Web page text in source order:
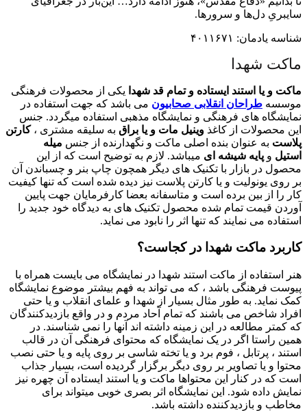
سایبریِ دل‌ها و سرورها.
شناسه یادمان: ۴۰۱۱۶۷۱
ماکت شهدا
ماکت و یا استند ایستاده و تمام قد شهدا یکی از محصولات فرهنگی
موسسه طراحان انقلابی صحابیون می باشد که جهت استفاده در
نمایشگاه های فرهنگی و نمایشگاه مذهبی استفاده میگردد. جنس
این محصولات از کاغذ وینیل مات و یا براق به سلیقه مشتری ،کارتن
پلاست به عنوان بنده اصلی ماکت و نگهدارنده از جنس میله
استیل و پایه شیشه ای میباشد. لازم به توضیح است که از این
محصول در بازار با تکنیک های دیگر همچون چاپ بنر و چسباندن آن
بر روی یونولیت و یا کارتن پلاست نیز دیده شده است که تنها کیفیت
کار را از بین برده است و متاسفانه بعضا کارفرمایان جهت پایین
آوردن قیمت تمام شده محصول تکنیک های به دیدگاه خود جدید را
استفاده می نمایند که تنها اثر را نابود می نماید.
کاربرد ماکت شهدا در کجاست؟
هنر استفاده از ماکت استند شهدا در نمایشگاه می بایست همراه با
پیوست فرهنگی باشد ، که می تواند به فهم بیشتر موضوع نمایشگاه
کمک نماید. به طور مثال بسیار از شهدا و علمای انقلاب و یا حتی
افراد شاخص می باشند که تمام آحاد مردم و در واقع بازدیدکنندگان
که کمتر مطالعه در این زمینه داشته اند آنها را نمی شناسند. در
همین راستا اگر در یک نمایشگاه که محتوای فرهنگی آن در قالب
استند ، پرتابل ، فوم برد و یا تخته شاسی بر روی پایه و یا حتی نصب
محتوا و یا تصاویر بر روی دیگر برگزار گردیده است، بسیار جذاب
است که در کنار این محتواها ماکت و یا استند ایستاده آن چهره نیز
نمایش داده شود. این نمایشگاه اثر بصری خوبی میتواند برای
مخاطب و بازدیدکننده داشته باشد.